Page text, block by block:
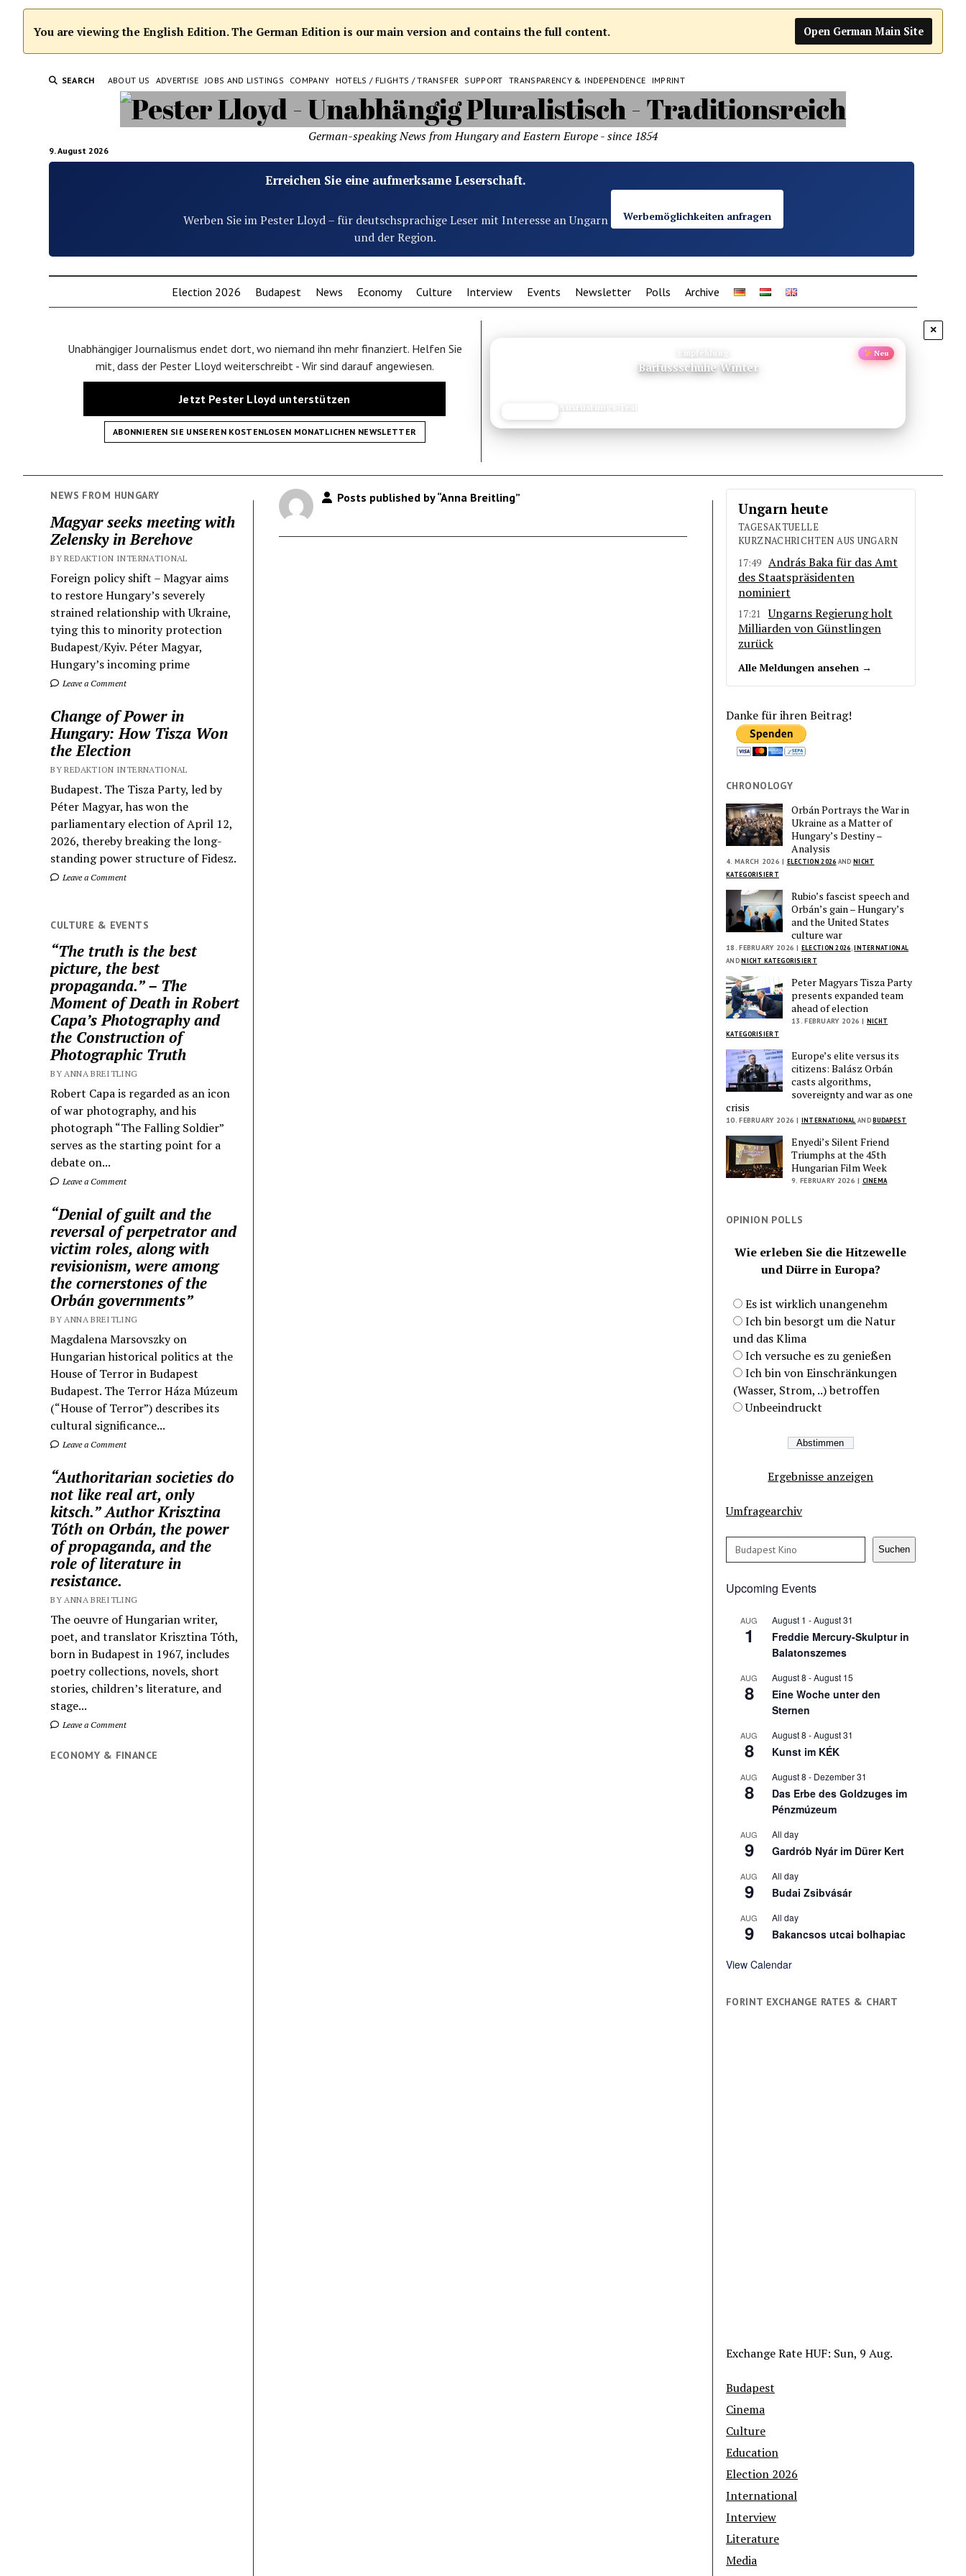
You are viewing the English Edition. The German Edition is our main version and contains the full content. Open German Main Site
SEARCH ABOUT US ADVERTISE JOBS AND LISTINGS COMPANY HOTELS / FLIGHTS / TRANSFER SUPPORT TRANSPARENCY & INDEPENDENCE IMPRINT
9. August 2026
German-speaking News from Hungary and Eastern Europe - since 1854
Erreichen Sie eine aufmerksame Leserschaft.
Werben Sie im Pester Lloyd – für deutschsprachige Leser mit Interesse an Ungarn
und der Region.
Werbemöglichkeiten anfragen
Election 2026 Budapest News Economy Culture Interview Events Newsletter Polls Archive
×
Unabhängiger Journalismus endet dort, wo niemand ihn mehr finanziert. Helfen Sie
mit, dass der Pester Lloyd weiterschreibt - Wir sind darauf angewiesen.
Jetzt Pester Lloyd unterstützen
ABONNIEREN SIE UNSEREN KOSTENLOSEN MONATLICHEN NEWSLETTER
Empfehlung Neu
Barfussschuhe Winter
Ausrüstungs-Test
NEWS FROM HUNGARY
Magyar seeks meeting with
Zelensky in Berehove
BY REDAKTION INTERNATIONAL
Foreign policy shift – Magyar aims
to restore Hungary’s severely
strained relationship with Ukraine,
tying this to minority protection
Budapest/Kyiv. Péter Magyar,
Hungary’s incoming prime
Leave a Comment
Change of Power in
Hungary: How Tisza Won
the Election
BY REDAKTION INTERNATIONAL
Budapest. The Tisza Party, led by
Péter Magyar, has won the
parliamentary election of April 12,
2026, thereby breaking the long-
standing power structure of Fidesz.
Leave a Comment
CULTURE & EVENTS
“The truth is the best
picture, the best
propaganda.” – The
Moment of Death in Robert
Capa’s Photography and
the Construction of
Photographic Truth
BY ANNA BREITLING
Robert Capa is regarded as an icon
of war photography, and his
photograph “The Falling Soldier”
serves as the starting point for a
debate on...
Leave a Comment
“Denial of guilt and the
reversal of perpetrator and
victim roles, along with
revisionism, were among
the cornerstones of the
Orbán governments”
BY ANNA BREITLING
Magdalena Marsovszky on
Hungarian historical politics at the
House of Terror in Budapest
Budapest. The Terror Háza Múzeum
(“House of Terror”) describes its
cultural significance...
Leave a Comment
“Authoritarian societies do
not like real art, only
kitsch.” Author Krisztina
Tóth on Orbán, the power
of propaganda, and the
role of literature in
resistance.
BY ANNA BREITLING
The oeuvre of Hungarian writer,
poet, and translator Krisztina Tóth,
born in Budapest in 1967, includes
poetry collections, novels, short
stories, children’s literature, and
stage...
Leave a Comment
ECONOMY & FINANCE
Posts published by “Anna Breitling”
Ungarn heute
TAGESAKTUELLE
KURZNACHRICHTEN AUS UNGARN
17:49 András Baka für das Amt
des Staatspräsidenten
nominiert
17:21
Ungarns Regierung holt
Milliarden von Günstlingen
zurück
Alle Meldungen ansehen →
Danke für ihren Beitrag!
CHRONOLOGY
Orbán Portrays the War in
Ukraine as a Matter of
Hungary’s Destiny –
Analysis
4. MARCH 2026 | ELECTION 2026 AND NICHT
KATEGORISIERT
Rubio’s fascist speech and
Orbán’s gain – Hungary’s
and the United States
culture war
18. FEBRUARY 2026 | ELECTION 2026 ,INTERNATIONAL
ANDNICHT KATEGORISIERT
Peter Magyars Tisza Party
presents expanded team
ahead of election
13. FEBRUARY 2026 | NICHT
KATEGORISIERT
Europe’s elite versus its
citizens: Balász Orbán
casts algorithms,
sovereignty and war as one
crisis
10. FEBRUARY 2026 | INTERNATIONAL ANDBUDAPEST
Enyedi’s Silent Friend
Triumphs at the 45th
Hungarian Film Week
9. FEBRUARY 2026 | CINEMA
OPINION POLLS
Wie erleben Sie die Hitzewelle
und Dürre in Europa?
Es ist wirklich unangenehm
Ich bin besorgt um die Natur
und das Klima
Ich versuche es zu genießen
Ich bin von Einschränkungen
(Wasser, Strom, ..) betroffen
Unbeeindruckt
Ergebnisse anzeigen
Umfragearchiv
Search Suchen
Upcoming Events
AUG
1
August 1 -August 31
Freddie Mercury-Skulptur in
Balatonszemes
AUG
8
August 8 -August 15
Eine Woche unter den
Sternen
AUG
8
August 8 -August 31
Kunst im KÉK
AUG
8
August 8 - Dezember 31
Das Erbe des Goldzuges im
Pénzmúzeum
AUG
9
All day
Gardrób Nyár im Dürer Kert
AUG
9
All day
Budai Zsibvásár
AUG
9
All day
Bakancsos utcai bolhapiac
View Calendar
FORINT EXCHANGE RATES & CHART
Exchange RateHUF: Sun, 9 Aug.
Budapest
Cinema
Culture
Education
Election 2026
International
Interview
Literature
Media